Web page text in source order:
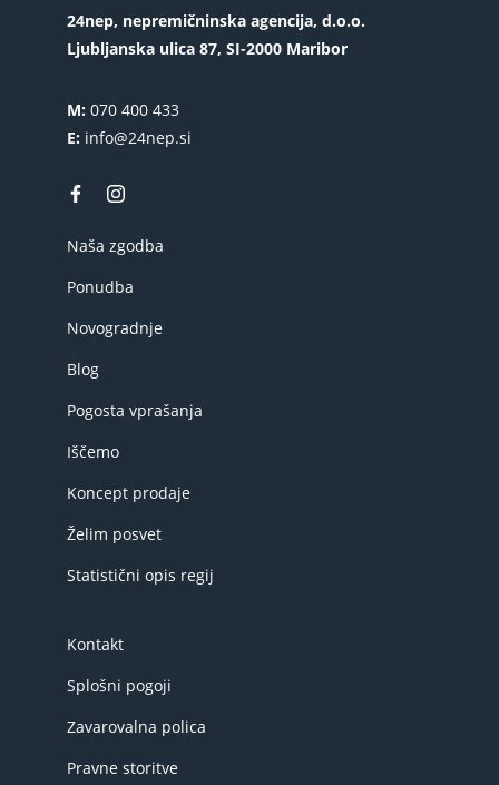
24nep, nepremičninska agencija, d.o.o.
Ljubljanska ulica 87, SI-2000 Maribor
M: 070 400 433
E: info@24nep.si
Naša zgodba
Ponudba
Novogradnje
Blog
Pogosta vprašanja
Iščemo
Koncept prodaje
Želim posvet
Statistični opis regij
Kontakt
Splošni pogoji
Zavarovalna polica
Pravne storitve